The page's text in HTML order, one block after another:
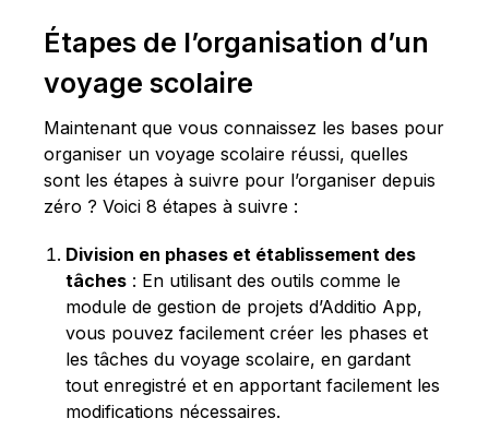
Étapes de l’organisation d’un
voyage scolaire
Maintenant que vous connaissez les bases pour
organiser un voyage scolaire réussi, quelles
sont les étapes à suivre pour l’organiser depuis
zéro ? Voici 8 étapes à suivre :
Division en phases et établissement des
tâches : En utilisant des outils comme le
module de gestion de projets d’Additio App,
vous pouvez facilement créer les phases et
les tâches du voyage scolaire, en gardant
tout enregistré et en apportant facilement les
modifications nécessaires.